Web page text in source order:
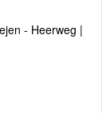
- Heerweg |